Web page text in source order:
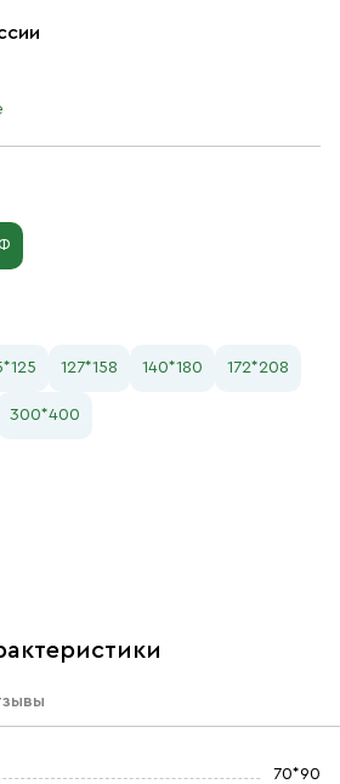
127*158 140*180 172*208
300*400
70*90